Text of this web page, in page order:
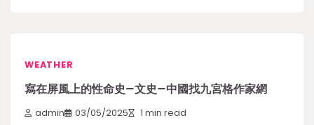
WEATHER
寫在屏風上的性命史–文史–中國找九宮格作家網
admin 03/05/2025 1 min read